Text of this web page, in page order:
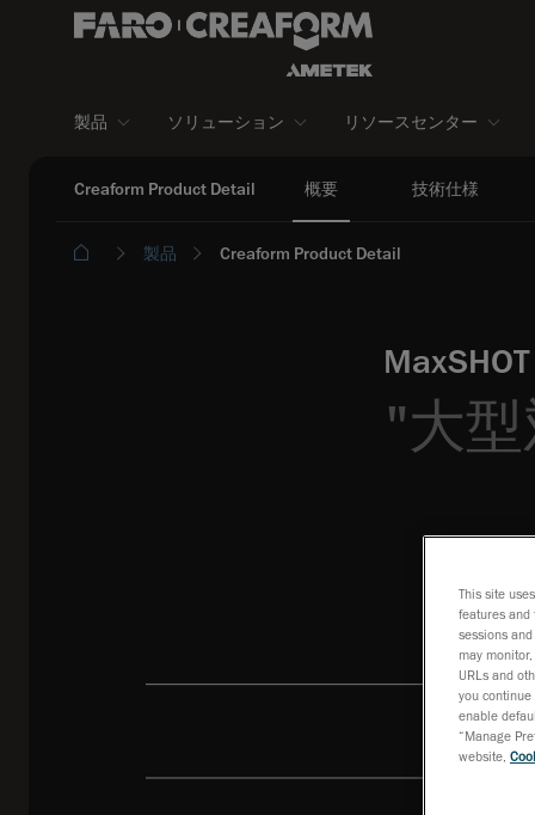
製品 ソリューション リソースセンター
Creaform Product Detail 概要 技術仕様
製品 Creaform Product Detail
"大
This site
features and
sessions
may
URLs and
you continue
enable
“Manage
website,